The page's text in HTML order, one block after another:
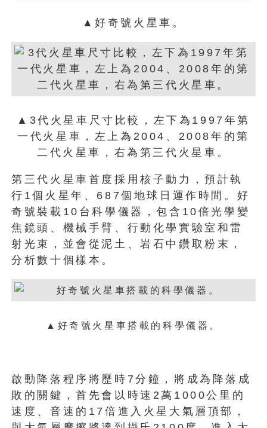
▲好奇號火星車。
▲3代火星車尺寸比較，左下為1997年第
一代火星車，左上為2004、2008年的第
二代火星車，右為第三代火星車。
第三代火星車首度採用核子動力，預計執
行1個火星年、687個地球日運作時間。好
奇號裝載10台科學儀器，包含10倍光學變
焦鏡頭、機械手臂、行動化學實驗室和雷
射光束，並會從泥土、岩石中鑽取粉末，
分析數十個樣本。
▲好奇號火星車搭載的科學儀器。
啟動降落程序將歷時7分鐘，將成為降落成
敗的關鍵，首先會以時速2萬1000公里的
速度、音速的17倍進入火星大氣層頂部，